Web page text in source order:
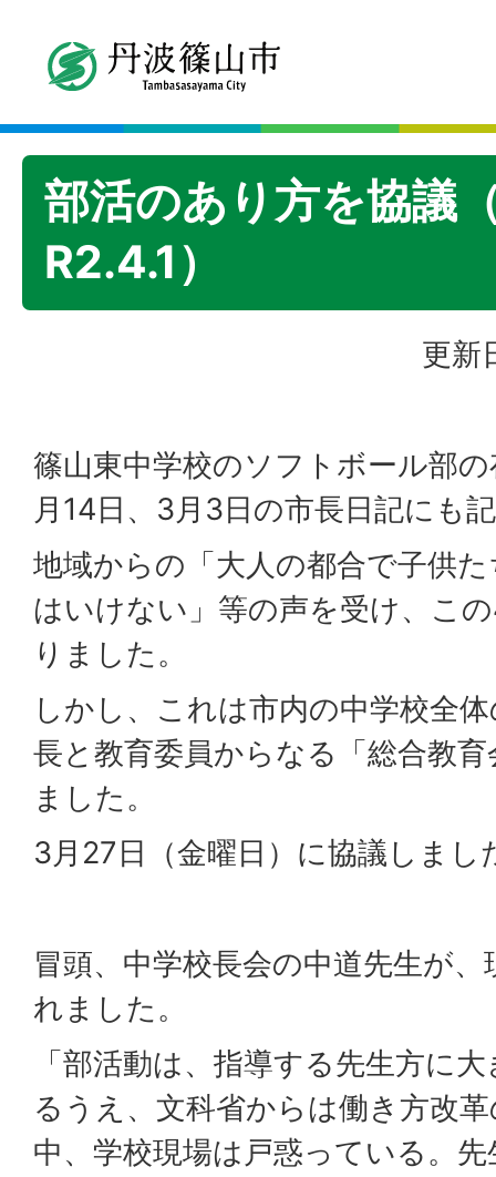
部活のあり方を協議
R2.4.1）
更新
篠山東中学校のソフトボール部
月14日、3月3日の市長日記にも
地域からの「大人の都合で子供
はいけない」等の声を受け、こ
りました。
しかし、これは市内の中学校全
長と教育委員からなる「総合教
ました。
3月27日（金曜日）に協議しまし
冒頭、中学校長会の中道先生が
れました。
「部活動は、指導する先生方に
るうえ、文科省からは働き方改
中、学校現場は戸惑っている。